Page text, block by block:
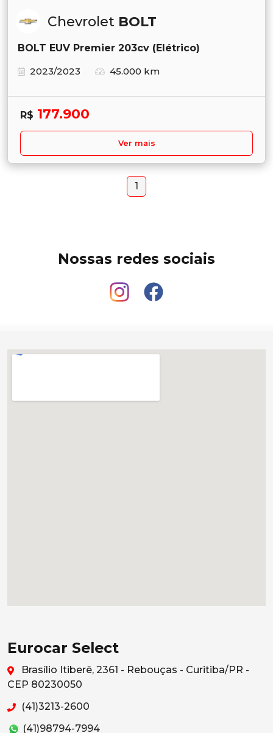
Chevrolet BOLT
BOLT EUV Premier 203cv (Elétrico)
2023/2023
45.000 km
R$ 177.900
Ver mais
1
Nossas redes sociais
Eurocar Select
Brasílio Itiberê, 2361 - Rebouças - Curitiba/PR -
CEP 80230050
(41)3213-2600
(41)98794-7994